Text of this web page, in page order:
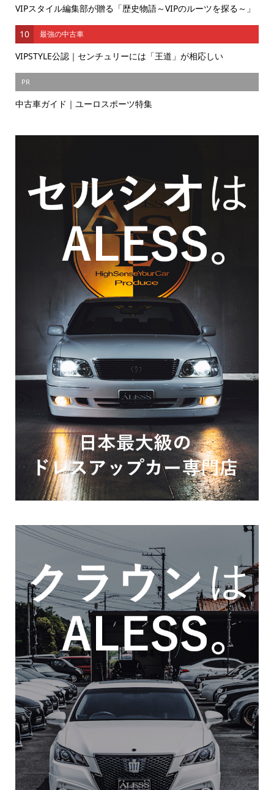
VIPスタイル編集部が贈る「歴史物語～VIPのルーツを探る～」
10 最強の中古車
VIPSTYLE公認｜センチュリーには「王道」が相応しい
PR
中古車ガイド｜ユーロスポーツ特集